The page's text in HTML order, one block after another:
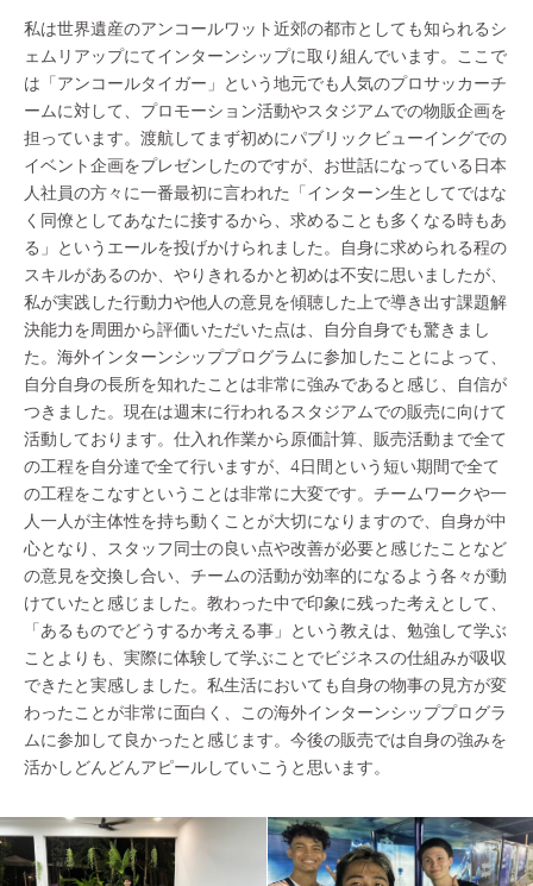
私は世界遺産のアンコールワット近郊の都市としても知られるシ
ェムリアップにてインターンシップに取り組んでいます。ここで
は「アンコールタイガー」という地元でも人気のプロサッカーチ
ームに対して、プロモーション活動やスタジアムでの物販企画を
担っています。渡航してまず初めにパブリックビューイングでの
イベント企画をプレゼンしたのですが、お世話になっている日本
人社員の方々に一番最初に言われた「インターン生としてではな
く同僚としてあなたに接するから、求めることも多くなる時もあ
る」というエールを投げかけられました。自身に求められる程の
スキルがあるのか、やりきれるかと初めは不安に思いましたが、
私が実践した行動力や他人の意見を傾聴した上で導き出す課題解
決能力を周囲から評価いただいた点は、自分自身でも驚きまし
た。海外インターンシッププログラムに参加したことによって、
自分自身の長所を知れたことは非常に強みであると感じ、自信が
つきました。現在は週末に行われるスタジアムでの販売に向けて
活動しております。仕入れ作業から原価計算、販売活動まで全て
の工程を自分達で全て行いますが、4日間という短い期間で全て
の工程をこなすということは非常に大変です。チームワークや一
人一人が主体性を持ち動くことが大切になりますので、自身が中
心となり、スタッフ同士の良い点や改善が必要と感じたことなど
の意見を交換し合い、チームの活動が効率的になるよう各々が動
けていたと感じました。教わった中で印象に残った考えとして、
「あるものでどうするか考える事」という教えは、勉強して学ぶ
ことよりも、実際に体験して学ぶことでビジネスの仕組みが吸収
できたと実感しました。私生活においても自身の物事の見方が変
わったことが非常に面白く、この海外インターンシッププログラ
ムに参加して良かったと感じます。今後の販売では自身の強みを
活かしどんどんアピールしていこうと思います。